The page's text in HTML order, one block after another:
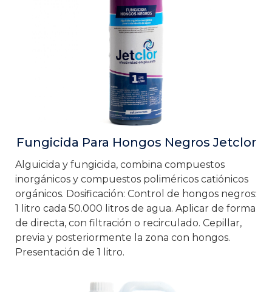
Fungicida Para Hongos Negros Jetclor
Alguicida y fungicida, combina compuestos
inorgánicos y compuestos poliméricos catiónicos
orgánicos. Dosificación: Control de hongos negros:
1 litro cada 50.000 litros de agua. Aplicar de forma
de directa, con filtración o recirculado. Cepillar,
previa y posteriormente la zona con hongos.
Presentación de 1 litro.